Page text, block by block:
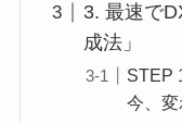
3. 最速で
成法」
STEP
今、変